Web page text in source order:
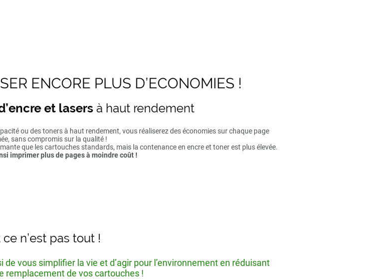
ENCORE PLUS D’ECONOMIES !
et lasersà haut rendement
ou des toners à haut rendement, vous réaliserez des économies sur chaque page
sans compromis sur la qualité !
que les cartouches standards, mais la contenance en encre et toner est plus élevée.
imprimer plus de pages à moindre coût !
ce n’est pas tout !
vous simplifier la vie et d’agir pour l’environnement en réduisant
remplacement de vos cartouches !